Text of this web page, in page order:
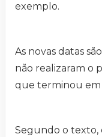
exemplo.
As novas datas
não realizaram o
que terminou em
Segundo o texto,